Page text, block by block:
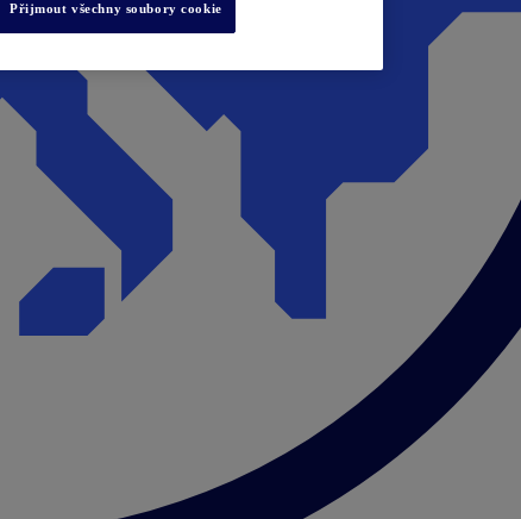
Přijmout všechny soubory cookie